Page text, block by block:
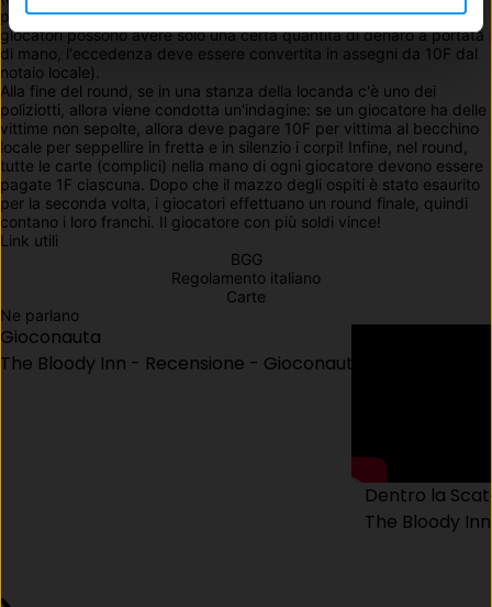
prendere i soldi dalle tasche della vittima), riciclare denaro (i
giocatori possono avere solo una certa quantità di denaro a portata
di mano, l'eccedenza deve essere convertita in assegni da 10F dal
notaio locale).
Alla fine del round, se in una stanza della locanda c'è uno dei
poliziotti, allora viene condotta un'indagine: se un giocatore ha delle
vittime non sepolte, allora deve pagare 10F per vittima al becchino
locale per seppellire in fretta e in silenzio i corpi! Infine, nel round,
tutte le carte (complici) nella mano di ogni giocatore devono essere
pagate 1F ciascuna. Dopo che il mazzo degli ospiti è stato esaurito
per la seconda volta, i giocatori effettuano un round finale, quindi
contano i loro franchi. Il giocatore con più soldi vince!
Link utili
BGG
Regolamento italiano
Carte
Ne parlano
Gioconauta
The Bloody Inn - Recensione - Gioconauta
Dentro la
The Bloody